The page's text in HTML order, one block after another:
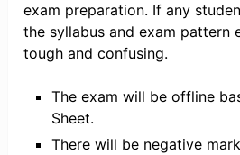
exam preparation. If any
the syllabus and exam pattern
tough and confusing.
The exam will be offline
Sheet.
There will be negative